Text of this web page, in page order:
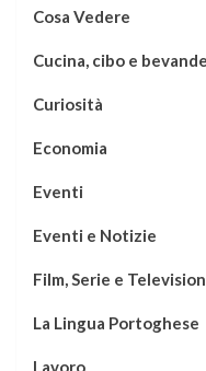
Cosa Vedere
Cucina, cibo e bevande
Curiosità
Economia
Eventi
Eventi e Notizie
Film, Serie e
La Lingua Portoghese
Lavoro